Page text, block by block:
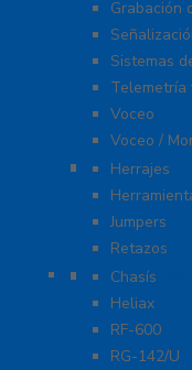
Grabación
Sistemas
Telemetría
Voceo
Voceo /
Cables
Herrajes
Jumpers
Retazos
Conectores
Chasís
Heliax
RF-600
RG-142/U